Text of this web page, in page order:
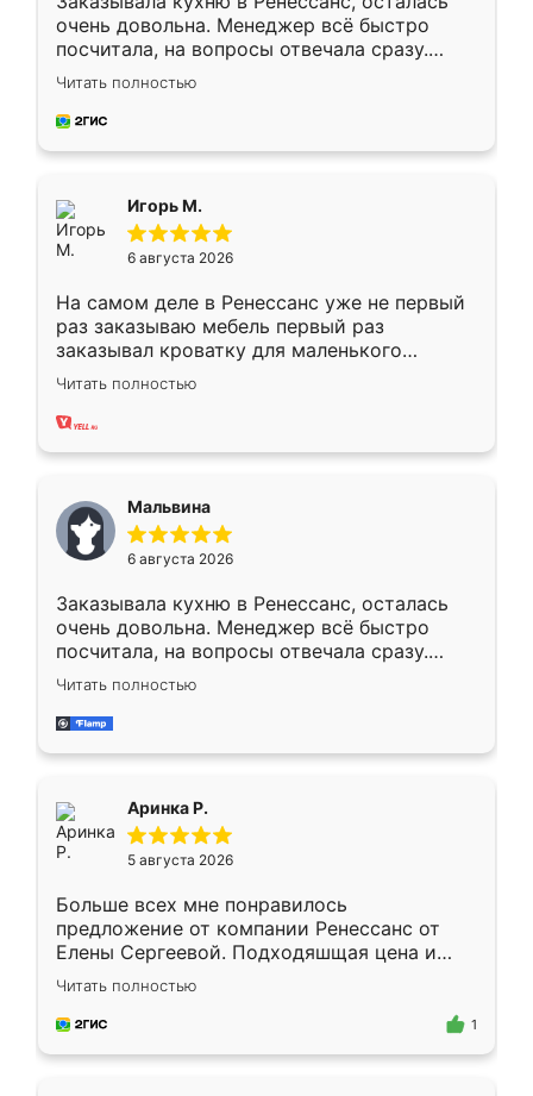
очень довольна. Менеджер всё быстро
посчитала, на вопросы отвечала сразу.
Замерщик приехал в субботу, подошёл к
делу со всей ответственностью. Собрали
за день, ребята работали аккуратно, даже
Читать полностью
Игорь М.
6 августа 2026
На самом деле в Ренессанс уже не первый
раз заказываю мебель первый раз
заказывал кроватку для маленького
ребёнка при его рождении ,во второй раз
заказал шкаф-купе. По качеству очень
хорошее сборка достаточно быстрая,
меньше, здесь же он более разнообразный.
Мне нравится ,если что-то потребуется из
мебели буду заказывать только здесь.
Читать полностью
Мальвина
6 августа 2026
Заказывала кухню в Ренессанс, осталась
очень довольна. Менеджер всё быстро
посчитала, на вопросы отвечала сразу.
Замерщик приехал в субботу, подошёл к
делу со всей ответственностью. Собрали
за день, ребята работали аккуратно, даже
Читать полностью
Аринка Р.
5 августа 2026
Больше всех мне понравилось
предложение от компании Ренессанс от
Елены Сергеевой. Подходяшщая цена и
короткие сроки изготовления. Приехавший
для замера сотрудник Владислав
предложил по моему эскизу самый
Читать полностью
1